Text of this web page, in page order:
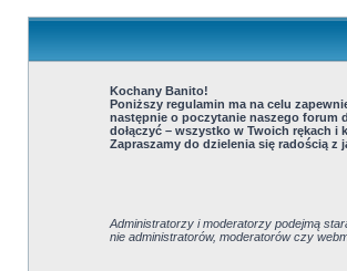
Kochany Banito!
Poniższy regulamin ma na celu
następnie o poczytanie naszego forum
dołączyć – wszystko w Twoich rękach i
Zapraszamy do dzielenia się radością z
Administratorzy i moderatorzy podejmą
nie administratorów, moderatorów czy